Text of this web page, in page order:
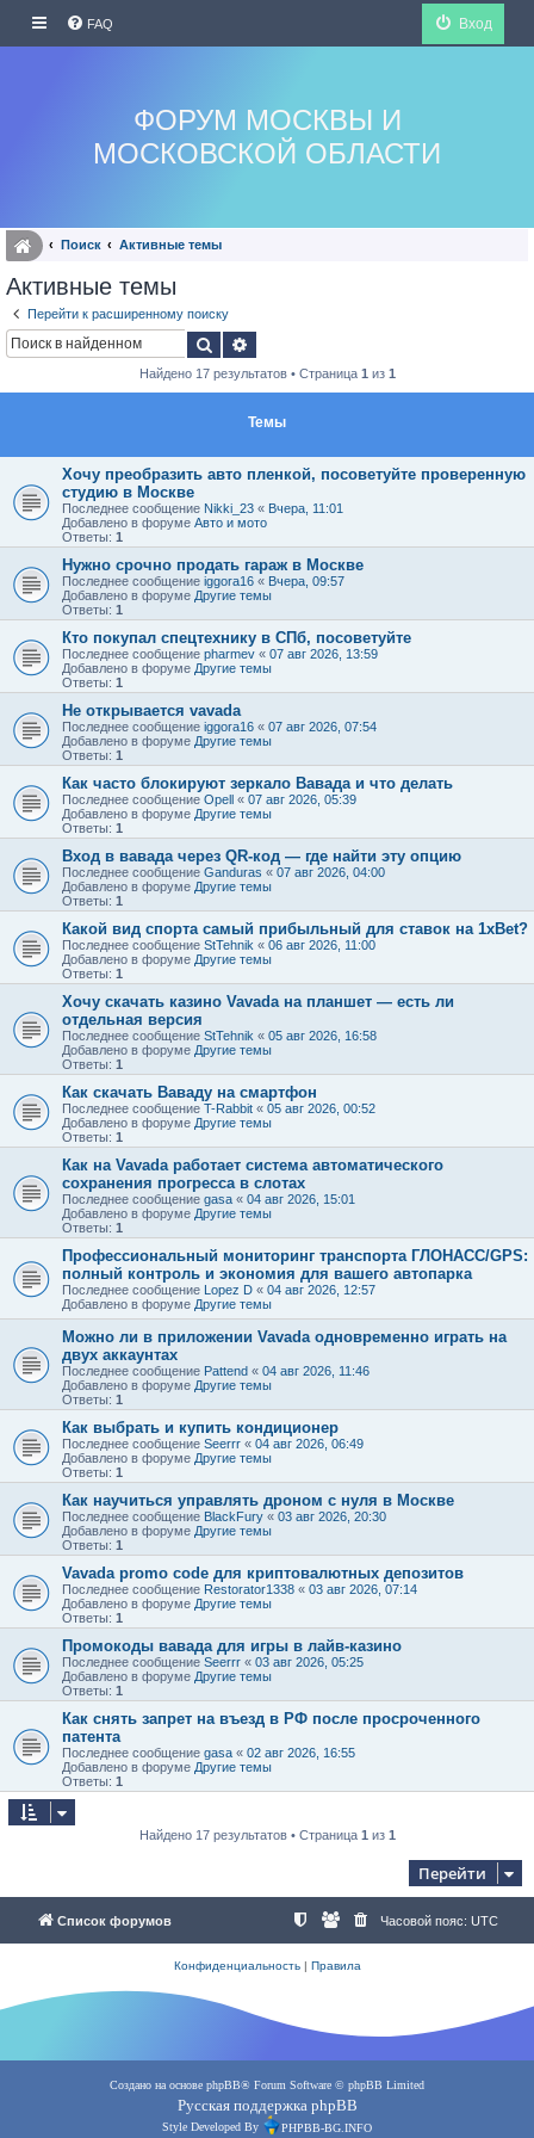
FAQ Вход
ФОРУМ МОСКВЫ И
МОСКОВСКОЙ ОБЛАСТИ
Поиск Активные темы
Активные темы
Перейти к расширенному поиску
Поиск
Найдено 17 результатов • Страница 1 из 1
Темы
Хочу преобразить авто пленкой, посоветуйте проверенную
студию в Москве
Последнее сообщение Nikki_23 « Вчера, 11:01
Добавлено в форуме Авто и мото
Ответы: 1
Нужно срочно продать гараж в Москве
Последнее сообщение iggora16 « Вчера, 09:57
Добавлено в форуме Другие темы
Ответы: 1
Кто покупал спецтехнику в СПб, посоветуйте
Последнее сообщение pharmev « 07 авг 2026, 13:59
Добавлено в форуме Другие темы
Ответы: 1
Не открывается vavada
Последнее сообщение iggora16 « 07 авг 2026, 07:54
Добавлено в форуме Другие темы
Ответы: 1
Как часто блокируют зеркало Вавада и что делать
Последнее сообщение Opell « 07 авг 2026, 05:39
Добавлено в форуме Другие темы
Ответы: 1
Вход в вавада через QR-код — где найти эту опцию
Последнее сообщение Ganduras « 07 авг 2026, 04:00
Добавлено в форуме Другие темы
Ответы: 1
Какой вид спорта самый прибыльный для ставок на 1xBet?
Последнее сообщение StTehnik « 06 авг 2026, 11:00
Добавлено в форуме Другие темы
Ответы: 1
Хочу скачать казино Vavada на планшет — есть ли
отдельная версия
Последнее сообщение StTehnik « 05 авг 2026, 16:58
Добавлено в форуме Другие темы
Ответы: 1
Как скачать Ваваду на смартфон
Последнее сообщение T-Rabbit « 05 авг 2026, 00:52
Добавлено в форуме Другие темы
Ответы: 1
Как на Vavada работает система автоматического
сохранения прогресса в слотах
Последнее сообщение gasa « 04 авг 2026, 15:01
Добавлено в форуме Другие темы
Ответы: 1
Профессиональный мониторинг транспорта ГЛОНАСС/GPS:
полный контроль и экономия для вашего автопарка
Последнее сообщение Lopez D « 04 авг 2026, 12:57
Добавлено в форуме Другие темы
Можно ли в приложении Vavada одновременно играть на
двух аккаунтах
Последнее сообщение Pattend « 04 авг 2026, 11:46
Добавлено в форуме Другие темы
Ответы: 1
Как выбрать и купить кондиционер
Последнее сообщение Seerrr « 04 авг 2026, 06:49
Добавлено в форуме Другие темы
Ответы: 1
Как научиться управлять дроном с нуля в Москве
Последнее сообщение BlackFury « 03 авг 2026, 20:30
Добавлено в форуме Другие темы
Ответы: 1
Vavada promo code для криптовалютных депозитов
Последнее сообщение Restorator1338 « 03 авг 2026, 07:14
Добавлено в форуме Другие темы
Ответы: 1
Промокоды вавада для игры в лайв-казино
Последнее сообщение Seerrr « 03 авг 2026, 05:25
Добавлено в форуме Другие темы
Ответы: 1
Как снять запрет на въезд в РФ после просроченного
патента
Последнее сообщение gasa « 02 авг 2026, 16:55
Добавлено в форуме Другие темы
Ответы: 1
Найдено 17 результатов • Страница 1 из 1
Перейти
Список форумов Часовой пояс: UTC
Конфиденциальность| Правила
Создано на основе phpBB® Forum Software © phpBB Limited
Русская поддержка phpBB
Style Developed By PHPBB-BG.INFO